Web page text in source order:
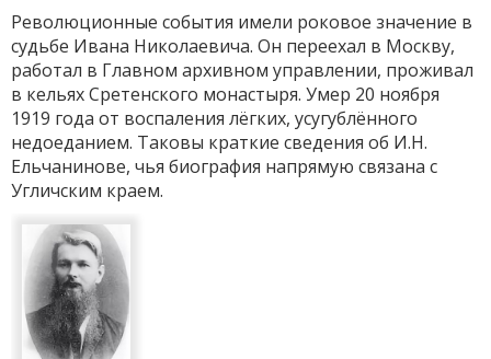
Революционные события имели роковое значение в
судьбе Ивана Николаевича. Он переехал в Москву,
работал в Главном архивном управлении, проживал
в кельях Сретенского монастыря. Умер 20 ноября
1919 года от воспаления лёгких, усугублённого
недоеданием. Таковы краткие сведения об И.Н.
Ельчанинове, чья биография напрямую связана с
Угличским краем.